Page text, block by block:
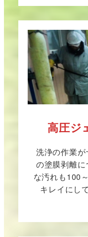
高圧ジ
洗浄の作業
の塗膜剥離
な汚れも100
キレイにし